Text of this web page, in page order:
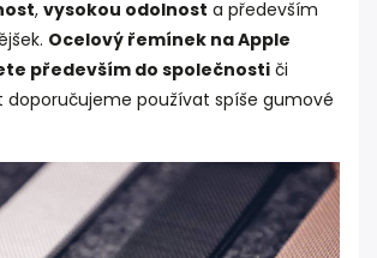
, vysokou odolnost a především
Ocelový řemínek na Apple
především do společnosti či
doporučujeme používat spíše gumové